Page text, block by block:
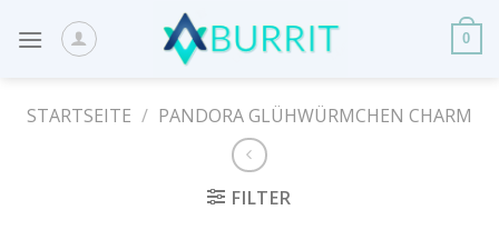
0
STARTSEITE / PANDORA GLÜHWÜRMCHEN CHARM
FILTER